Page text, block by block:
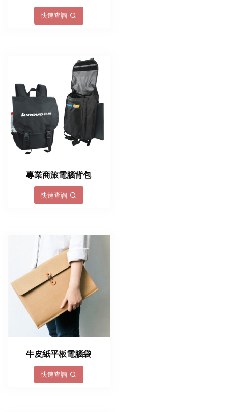
快速查詢
專業商旅電腦背包
快速查詢
牛皮紙平板電腦袋
快速查詢